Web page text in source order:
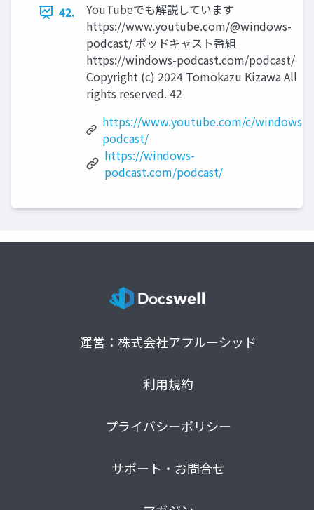
42.
YouTubeでも解説しています
https://www.youtube.com/@windows-
podcast/ ポッドキャスト番組
https://windows-podcast.com/podcast/
Copyright (c) 2024 Tomokazu Kizawa All
rights reserved. 42
https://www.youtube.com/c/windows-
podcast/
https://windows-
podcast.com/podcast/
運営：株式会社アプルーシッド
利用規約
プライバシーポリシー
サポート・お問合せ